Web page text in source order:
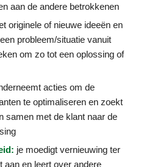
aan de andere betrokkenen
originele of nieuwe ideeën en
probleem/situatie vanuit
om zo tot een oplossing of
acties om de
te optimaliseren en zoekt
samen met de klant naar de
je moedigt vernieuwing ter
aan en leert over andere